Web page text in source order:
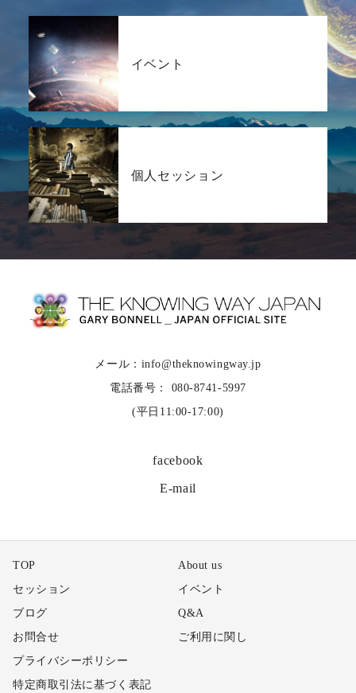
イベント
個人セッション
メール：info@theknowingway.jp
電話番号： 080-8741-5997
(平日11:00-17:00)
facebook
E-mail
TOP
About us
セッション
イベント
ブログ
Q&A
お問合せ
ご利用に関し
プライバシーポリシー
特定商取引法に基づく表記